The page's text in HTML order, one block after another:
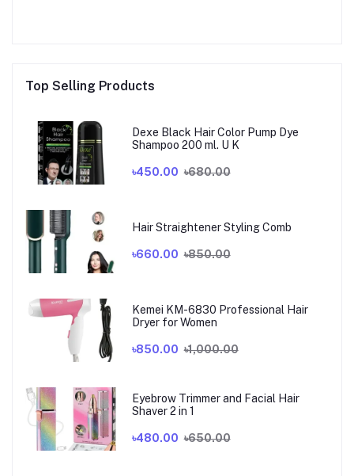
Top Selling Products
Dexe Black Hair Color Pump Dye
Shampoo 200 ml. U K
৳450.00 ৳680.00
Hair Straightener Styling Comb
৳660.00 ৳850.00
Kemei KM-6830 Professional Hair
Dryer for Women
৳850.00 ৳1,000.00
Eyebrow Trimmer and Facial Hair
Shaver 2 in 1
৳480.00 ৳650.00